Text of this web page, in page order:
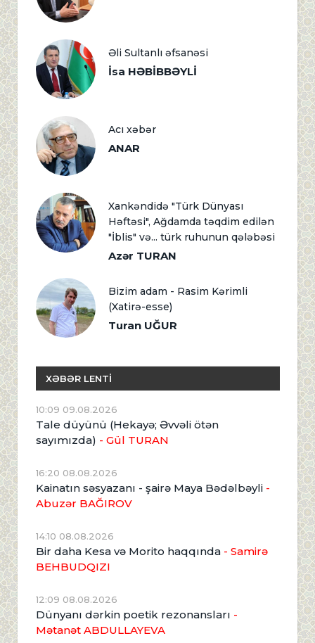
Əli Sultanlı əfsanəsi
İsa HƏBİBBƏYLİ
Acı xəbər
ANAR
Xankəndidə "Türk Dünyası
Həftəsi", Ağdamda təqdim edilən
"İblis" və... türk ruhunun qələbəsi
Azər TURAN
Bizim adam - Rasim Kərimli
(Xatirə-esse)
Turan UĞUR
XƏBƏR LENTİ
10:09 09.08.2026
Tale düyünü (Hekayə; Əvvəli ötən
sayımızda) - Gül TURAN
16:20 08.08.2026
Kainatın səsyazanı - şairə Maya Bədəlbəyli -
Abuzər BAĞIROV
14:10 08.08.2026
Bir daha Kesa və Morito haqqında - Samirə
BEHBUDQIZI
12:09 08.08.2026
Dünyanı dərkin poetik rezonansları -
Mətanət ABDULLAYEVA